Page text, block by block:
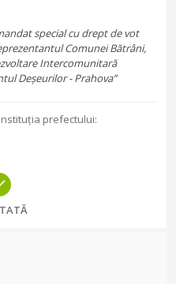
special cu drept de vot
Comunei Bătrâni,
Intercomunitară
Deșeurilor - Prahova”
prefectului: